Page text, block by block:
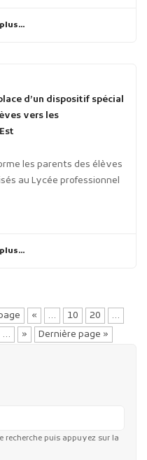
d’un dispositif spécial
vers les
les parents des élèves
au Lycée professionnel
« … 10 20
…
… » Dernière page »
recherche puis appuyez sur la